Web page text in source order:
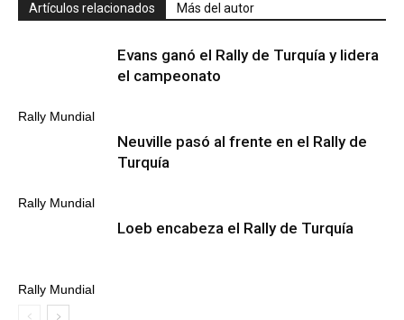
Artículos relacionados Más del autor
Rally Mundial
Evans ganó el Rally de Turquía y lidera
el campeonato
Rally Mundial
Neuville pasó al frente en el Rally de
Turquía
Rally Mundial
Loeb encabeza el Rally de Turquía